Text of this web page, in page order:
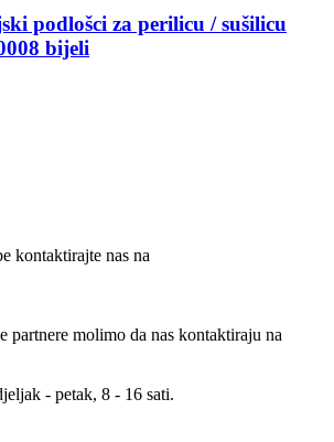
podlošci za perilicu / sušilicu
bijeli
kontaktirajte nas na
partnere molimo da nas kontaktiraju na
- petak, 8 - 16 sati.